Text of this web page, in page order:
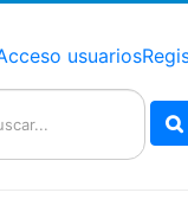
usuarios